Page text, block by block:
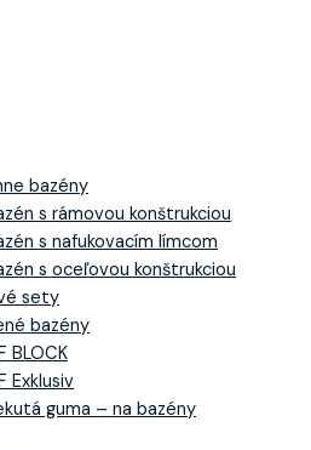
bazény
s rámovou konštrukciou
s nafukovacím límcom
s oceľovou konštrukciou
sety
bazény
BLOCK
Exklusiv
guma – na bazény